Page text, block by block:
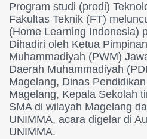
Program studi (prodi)
Fakultas Teknik (FT)
(Home Learning Indonesia)
Dihadiri oleh Ketua
Muhammadiyah (PWM)
Daerah Muhammadiyah
Magelang, Dinas
Magelang, Kepala Sekolah
SMA di wilayah Magelang
UNIMMA, acara digelar di
UNIMMA.